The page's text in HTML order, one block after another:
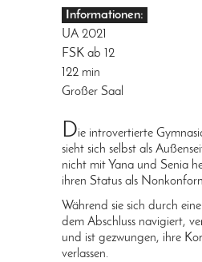
Informationen:
UA 2021
FSK ab 12
122 min
Großer Saal
Die introvertierte
sieht sich selbst als
nicht mit Yana und Senia
ihren Status als
Während sie sich durch
dem Abschluss navigiert,
und ist gezwungen, ihre
verlassen.